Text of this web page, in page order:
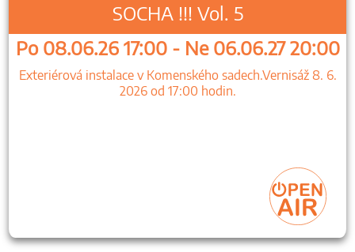
SOCHA !!! Vol. 5
Po 08.06.26 17:00 - Ne 06.06.27 20:00
Exteriérová instalace v Komenského sadech.Vernisáž 8. 6.
2026 od 17:00 hodin.